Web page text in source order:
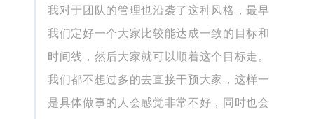
我对于团队的管理也沿袭了这种风格，最早
我们定好一个大家比较能达成一致的目标和
时间线，然后大家就可以顺着这个目标走。
我们都不想过多的去直接干预大家，这样一
是具体做事的人会感觉非常不好，同时也会